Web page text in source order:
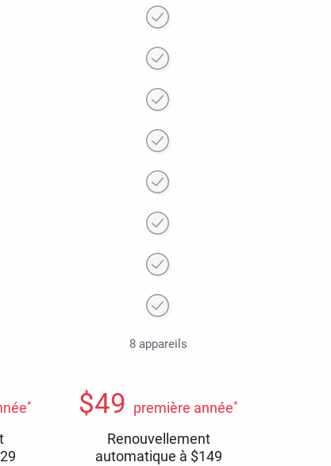
8 appareils
* $49 première année*
Renouvellement
automatique à $149